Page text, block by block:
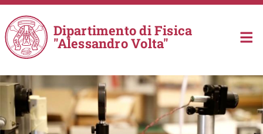
Salta al contenuto principale
Dipartimento di Fisica
"Alessandro Volta"